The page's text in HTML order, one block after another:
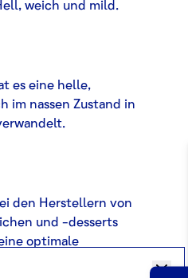
weich und mild.
es eine helle,
im nassen Zustand in
den Herstellern von
und -desserts
optimale